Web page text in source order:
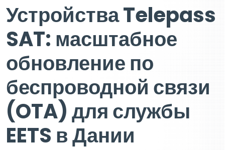
Устройства Telepass
SAT: масштабное
обновление по
беспроводной связи
(OTA) для службы
EETS в Дании